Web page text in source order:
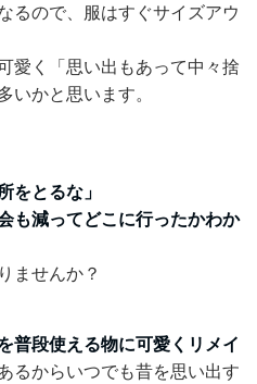
るので、服はすぐサイズアウ
愛く「思い出もあって中々捨
いかと思います。
をとるな」
も減ってどこに行ったかわか
ませんか？
普段使える物に可愛くリメイ
るからいつでも昔を思い出す